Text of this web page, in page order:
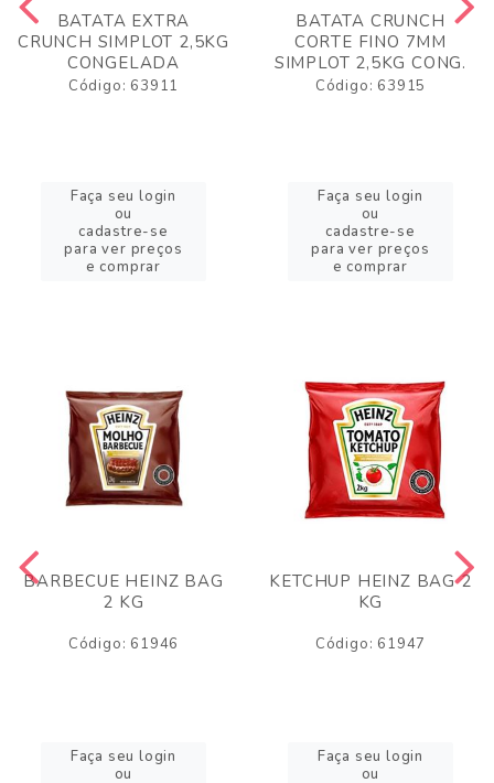
BATATA EXTRA
CRUNCH SIMPLOT 2,5KG
CONGELADA
Código: 63911
Faça seu login
ou
cadastre-se
para ver preços
e comprar
BATATA CRUNCH
CORTE FINO 7MM
SIMPLOT 2,5KG CONG.
Código: 63915
Faça seu login
ou
cadastre-se
para ver preços
e comprar
BARBECUE HEINZ BAG
2 KG
Código: 61946
Faça seu login
ou
KETCHUP HEINZ BAG 2
KG
Código: 61947
Faça seu login
ou